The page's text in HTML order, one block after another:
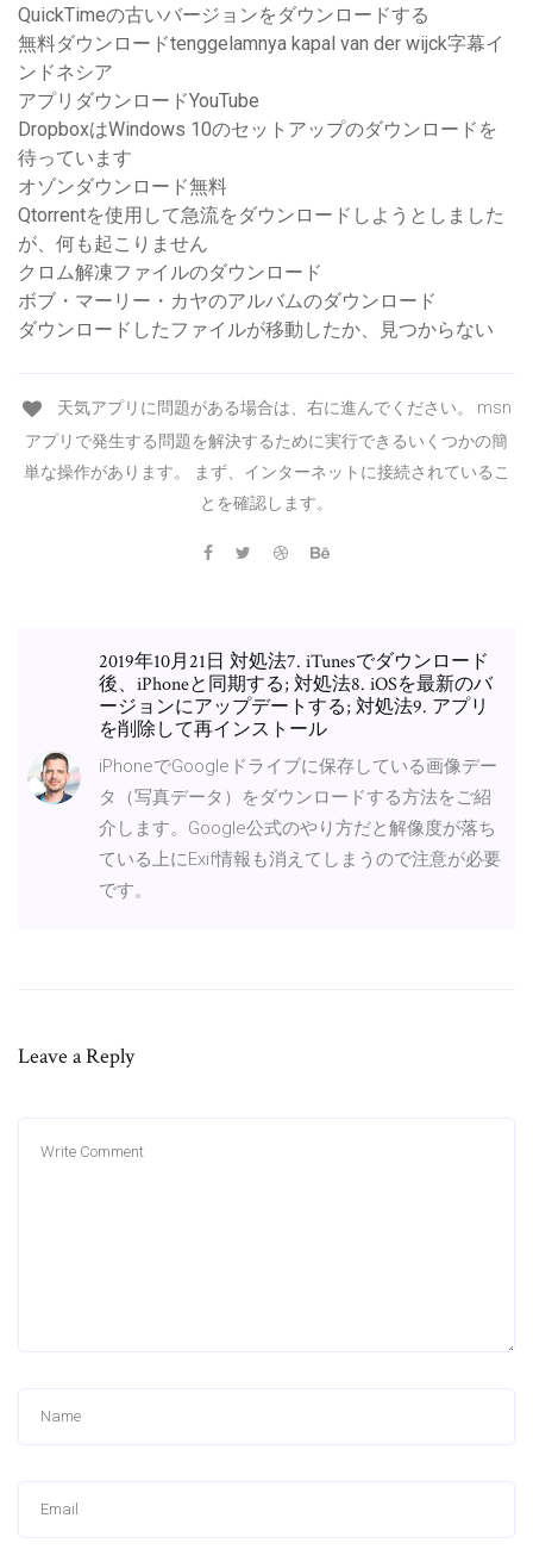
QuickTimeの古いバージョンをダウンロードする
無料ダウンロードtenggelamnya kapal van der wijck字幕イ
ンドネシア
アプリダウンロードYouTube
DropboxはWindows 10のセットアップのダウンロードを
待っています
オゾンダウンロード無料
Qtorrentを使用して急流をダウンロードしようとしました
が、何も起こりません
クロム解凍ファイルのダウンロード
ボブ・マーリー・カヤのアルバムのダウンロード
ダウンロードしたファイルが移動したか、見つからない
天気アプリに問題がある場合は、右に進んでください。 msn
アプリで発生する問題を解決するために実行できるいくつかの簡
単な操作があります。 まず、インターネットに接続されているこ
とを確認します。
2019年10月21日 対処法7. iTunesでダウンロード
後、iPhoneと同期する; 対処法8. iOSを最新のバ
ージョンにアップデートする; 対処法9. アプリ
を削除して再インストール
iPhoneでGoogleドライブに保存している画像デー
タ（写真データ）をダウンロードする方法をご紹
介します。Google公式のやり方だと解像度が落ち
ている上にExif情報も消えてしまうので注意が必要
です。
Leave a Reply